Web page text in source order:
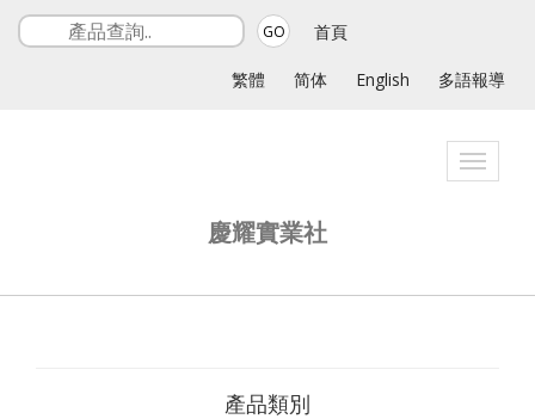
GO 首頁
繁體 简体 English 多語報導
Toggle
慶耀實業社
產品類別